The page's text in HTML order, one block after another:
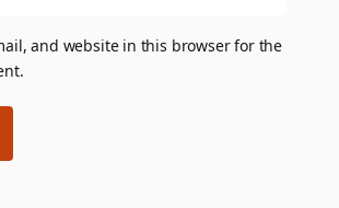
and website in this browser for the